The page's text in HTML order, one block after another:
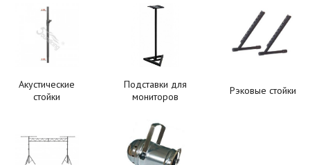
Акустические
стойки
Подставки для
мониторов
Рэковые стойки